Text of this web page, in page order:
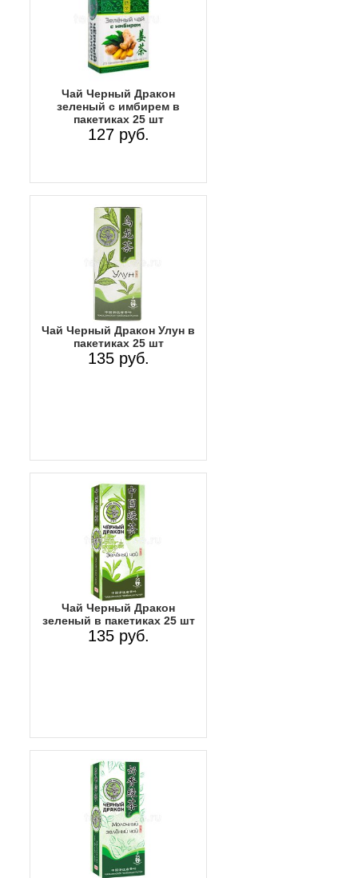
Чай Черный Дракон
зеленый с имбирем в
пакетиках 25 шт
127 руб.
Чай Черный Дракон Улун в
пакетиках 25 шт
135 руб.
Чай Черный Дракон
зеленый в пакетиках 25 шт
135 руб.